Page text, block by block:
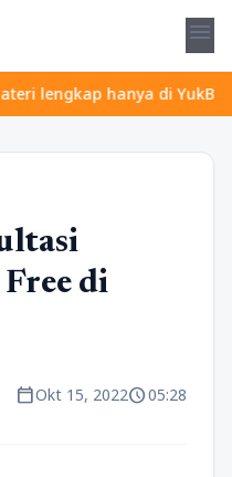
menu
hanya di
di
calendar_todayOkt 15, 2022schedule05:28